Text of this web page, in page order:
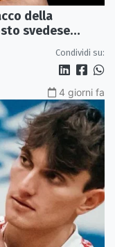
della
svedese
Condividi su:
4 giorni fa